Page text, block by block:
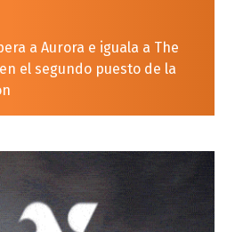
a Aurora e iguala a The
el segundo puesto de la